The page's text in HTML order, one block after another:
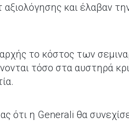
και έλαβαν
το κόστος των
τόσο στα αυστηρά
ότι η Generali θα